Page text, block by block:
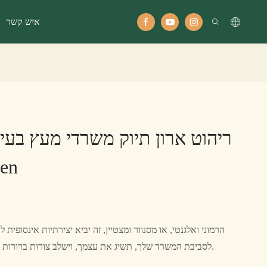
איש קשר
ריהוט ארון תיוק משרדי מעץ
הרמוני ואלגנטי, או מסנוור ומצטיין, זה יביא יצירתיות
לסביבת המשרד שלך, תשיג את עצמך, וישלב צורות ברורות וקווים ישרים עם אומנות איכותית.